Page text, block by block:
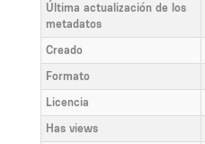
Última actualización de los
metadatos
Creado
Formato
Licencia
Has views